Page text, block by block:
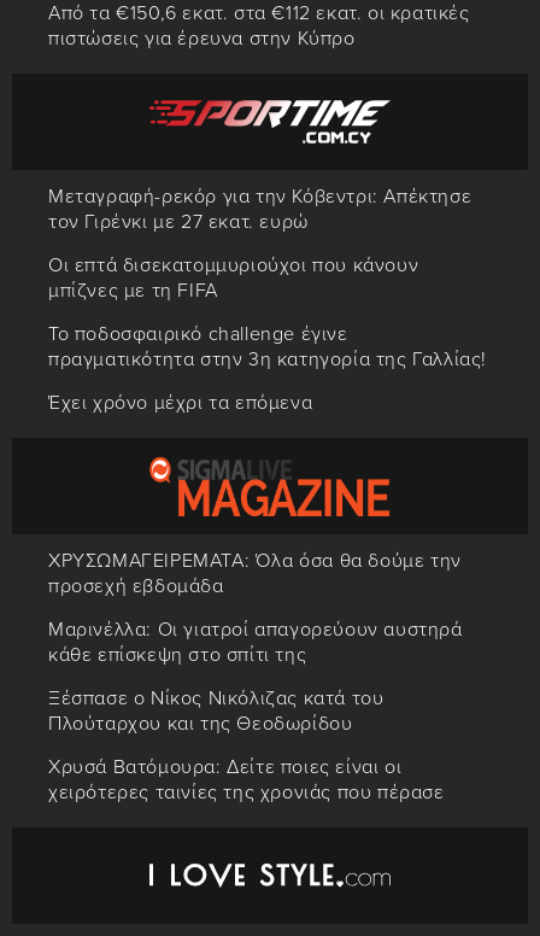
Από τα €150,6 εκατ. στα €112 εκατ. οι κρατικές
πιστώσεις για έρευνα στην Κύπρο
Μεταγραφή-ρεκόρ για την Κόβεντρι: Απέκτησε
τον Γιρένκι με 27 εκατ. ευρώ
Οι επτά δισεκατομμυριούχοι που κάνουν
μπίζνες με τη FIFA
Το ποδοσφαιρικό challenge έγινε
πραγματικότητα στην 3η κατηγορία της Γαλλίας!
Έχει χρόνο μέχρι τα επόμενα
ΧΡΥΣΩΜΑΓΕΙΡΕΜΑΤΑ: Όλα όσα θα δούμε την
προσεχή εβδομάδα
Μαρινέλλα: Οι γιατροί απαγορεύουν αυστηρά
κάθε επίσκεψη στο σπίτι της
Ξέσπασε ο Νίκος Νικόλιζας κατά του
Πλούταρχου και της Θεοδωρίδου
Χρυσά Βατόμουρα: Δείτε ποιες είναι οι
χειρότερες ταινίες της χρονιάς που πέρασε